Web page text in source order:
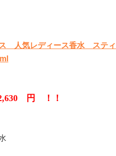
ス 人気レディース香水 ステ
円 ！！